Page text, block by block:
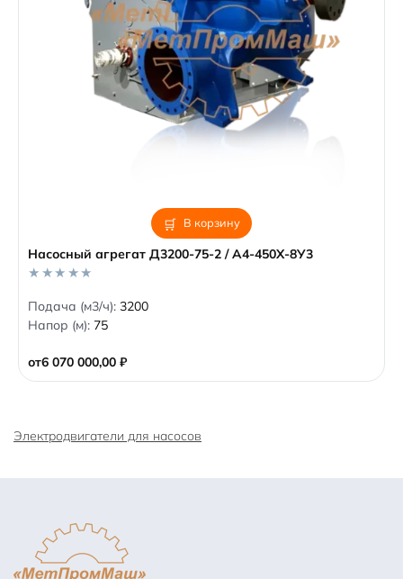
В корзину
Насосный агрегат Д3200-75-2 / А4-450Х-8У3
от6 070 000,00 ₽
0
o
u
f
5
Подача (м3/ч): 3200
Напор (м): 75
Электродвигатели для насосов